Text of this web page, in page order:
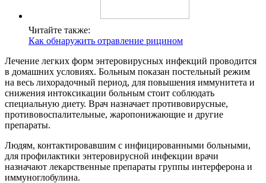
Читайте также:
Как обнаружить отравление рицином
Лечение легких форм энтеровирусных инфекций проводится
в домашних условиях. Больным показан постельный режим
на весь лихорадочный период, для повышения иммунитета и
снижения интоксикации больным стоит соблюдать
специальную диету. Врач назначает противовирусные,
противовоспалительные, жаропонижающие и другие
препараты.
Людям, контактировавшим с инфицированными больными,
для профилактики энтеровирусной инфекции врачи
назначают лекарственные препараты группы интерферона и
иммуноглобулина.